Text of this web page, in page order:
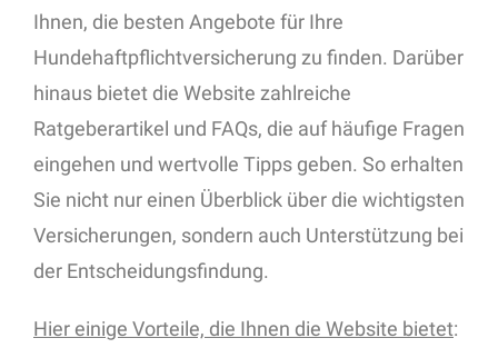
Ihnen, die besten Angebote für Ihre
Hundehaftpflichtversicherung zu finden. Darüber
hinaus bietet die Website zahlreiche
Ratgeberartikel und FAQs, die auf häufige Fragen
eingehen und wertvolle Tipps geben. So erhalten
Sie nicht nur einen Überblick über die wichtigsten
Versicherungen, sondern auch Unterstützung bei
der Entscheidungsfindung.
Hier einige Vorteile, die Ihnen die Website bietet: